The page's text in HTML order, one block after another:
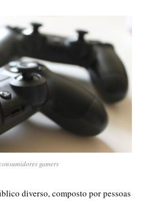
gamers
diverso, composto por pessoas